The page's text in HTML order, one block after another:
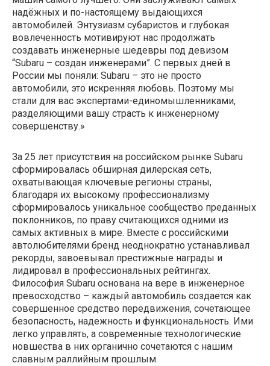
надёжных и по-настоящему выдающихся
автомобилей. Энтузиазм субаристов и глубокая
вовлеченность мотивируют нас продолжать
создавать инженерные шедевры под девизом
“Subaru – создан инженерами”. С первых дней в
России мы поняли: Subaru – это не просто
автомобили, это искренняя любовь. Поэтому мы
стали для вас экспертами-единомышленниками,
разделяющими вашу страсть к инженерному
совершенству.»
За 25 лет присутствия на российском рынке Subaru
сформировалась обширная дилерская сеть,
охватывающая ключевые регионы страны,
благодаря их высокому профессионализму
сформировалось уникальное сообщество преданных
поклонников, по праву считающихся одними из
самых активных в мире. Вместе с российскими
автолюбителями бренд неоднократно устанавливал
рекорды, завоевывал престижные награды и
лидировал в профессиональных рейтингах.
Философия Subaru основана на вере в инженерное
превосходство – каждый автомобиль создается как
совершенное средство передвижения, сочетающее
безопасность, надежность и функциональность. Ими
легко управлять, а современные технологические
новшества в них органично сочетаются с нашим
славным раллийным прошлым.